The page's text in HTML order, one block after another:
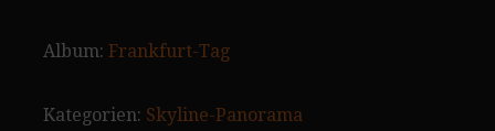
Album: Frankfurt-Tag
Kategorien: Skyline-Panorama